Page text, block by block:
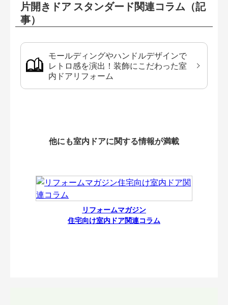
片開きドア スタンダード関連コラム（記
事）
モールディングやハンドルデザインで
レトロ感を演出！装飾にこだわった室
内ドアリフォーム
他にも室内ドアに関する情報が満載
リフォームマガジン
住宅向け室内ドア関連コラム